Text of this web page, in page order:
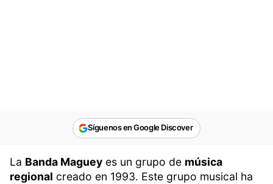
Síguenos en Google Discover
La Banda Maguey es un grupo de música
regional creado en 1993. Este grupo musical ha